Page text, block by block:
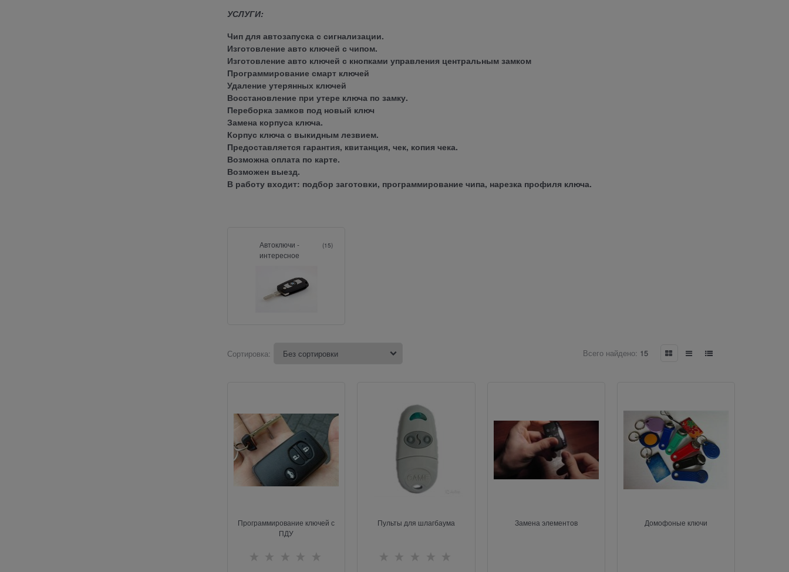
УСЛУГИ:
Чип для автозапуска с сигнализации.
Изготовление авто ключей с чипом.
Изготовление авто ключей с кнопками управления центральным замком
Программирование смарт ключей
Удаление утерянных ключей
Восстановление при утере ключа по замку.
Переборка замков под новый ключ
Замена корпуса ключа.
Корпус ключа с выкидным лезвием.
Предоставляется гарантия, квитанция, чек, копия чека.
Возможна оплата по карте.
Возможен выезд.
В работу входит: подбор заготовки, программирование чипа, нарезка профиля ключа.
Автоключи -
интересное
(15)
Сортировка: Всего найдено: 15
Программирование ключей с
ПДУ
Пульты для шлагбаума Замена элементов Домофоные ключи